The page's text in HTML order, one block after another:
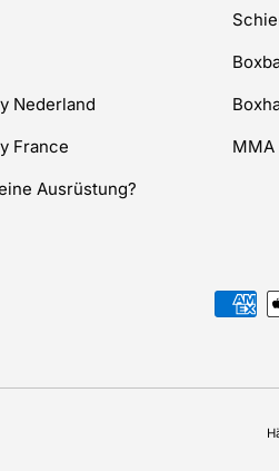
Nederland
France
Ausrüstung?
MMA